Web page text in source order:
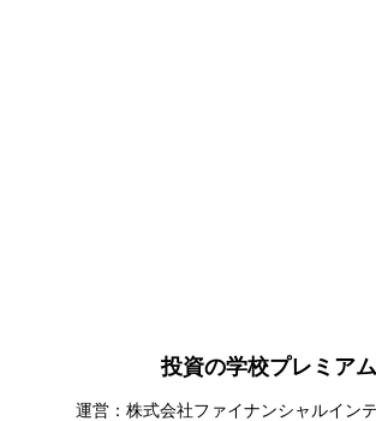
投資の学校プレミアム
運営：株式会社ファイナンシャルイン